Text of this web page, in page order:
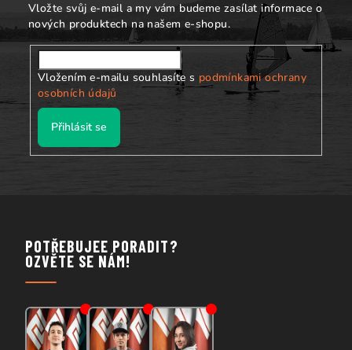
Vložte svůj e-mail a my vám budeme zasílat informace o
nových produktech na našem e-shopu.
Vložením e-mailu souhlasíte s podmínkami ochrany
osobních údajů
Přihlásit se
POTŘEBUJEE PORADIT?
OZVĚTE SE NÁM!